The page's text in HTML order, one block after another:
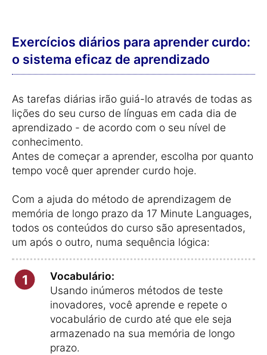
Exercícios diários para aprender curdo:
o sistema eficaz de aprendizado
As tarefas diárias irão guiá-lo através de todas as
lições do seu curso de línguas em cada dia de
aprendizado - de acordo com o seu nível de
conhecimento.
Antes de começar a aprender, escolha por quanto
tempo você quer aprender curdo hoje.
Com a ajuda do método de aprendizagem de
memória de longo prazo da 17 Minute Languages,
todos os conteúdos do curso são apresentados,
um após o outro, numa sequência lógica:
1
Vocabulário:
Usando inúmeros métodos de teste
inovadores, você aprende e repete o
vocabulário de curdo até que ele seja
armazenado na sua memória de longo
prazo.